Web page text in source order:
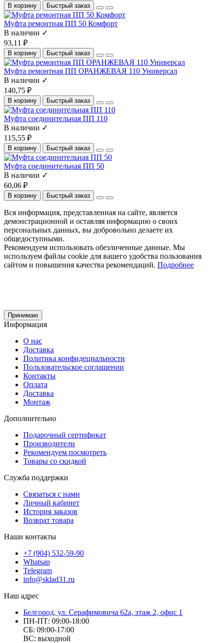
В корзину Быстрый заказ
Муфта ремонтная ПП 50 Комфорт
В наличии ✓
93,11 ₽
В корзину Быстрый заказ
Муфта ремонтная ПП ОРАНЖЕВАЯ 110 Универсал
В наличии ✓
140,75 ₽
В корзину Быстрый заказ
Муфта соединительная ПП 110
В наличии ✓
115,55 ₽
В корзину Быстрый заказ
Муфта соединительная ПП 50
В наличии ✓
60,06 ₽
В корзину Быстрый заказ
Вся информация, представленная на сайте, является
демонстрационной и оставляя информацию о своих
персональных данных, вы добровольно делаете их
общедоступными.
Рекомендуем использовать обезличенные данные. Мы
используем файлы cookie для вашего удобства пользования
сайтом и повышения качества рекомендаций. Подробнее
Принимаю
Информация
О нас
Доставка
Политика конфидециальности
Пользовательское соглашении
Контакты
Оплата
Доставка
Монтаж
Дополнительно
Подарочный сертификат
Производители
Рекомендуем посмотреть
Товары со скидкой
Служба поддержки
Связаться с нами
Личный кабинет
История заказов
Возврат товара
Наши контакты
+7 (904) 532-59-90
Whatsap
Telegram
info@sklad31.ru
Наш адрес
Белгород, ул. Серафимовича 62а, этаж 2, офис 1
ПН-ПТ: 09:00-18:00
СБ: 09:00-17:00
ВС: выходной